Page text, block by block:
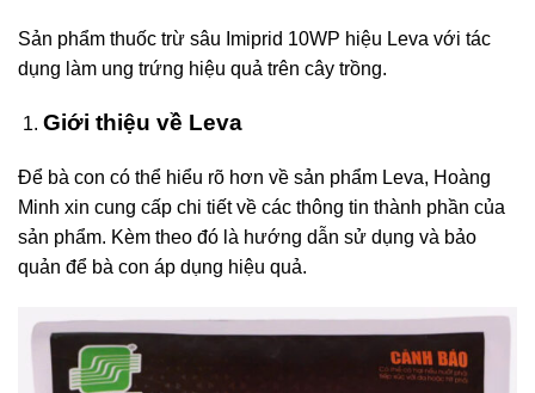
Sản phẩm thuốc trừ sâu Imiprid 10WP hiệu Leva với tác
dụng làm ung trứng hiệu quả trên cây trồng.
Giới thiệu về Leva
Để bà con có thể hiểu rõ hơn về sản phẩm Leva, Hoàng
Minh xin cung cấp chi tiết về các thông tin thành phần của
sản phẩm. Kèm theo đó là hướng dẫn sử dụng và bảo
quản để bà con áp dụng hiệu quả.